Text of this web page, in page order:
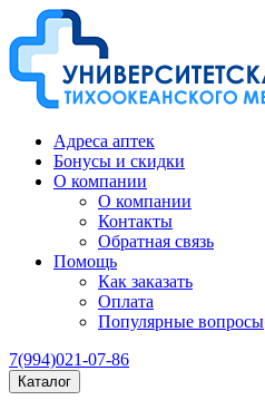
Адреса аптек
Бонусы и скидки
О компании
О компании
Контакты
Обратная связь
Помощь
Как заказать
Оплата
Популярные вопросы
7(994)021-07-86
Каталог